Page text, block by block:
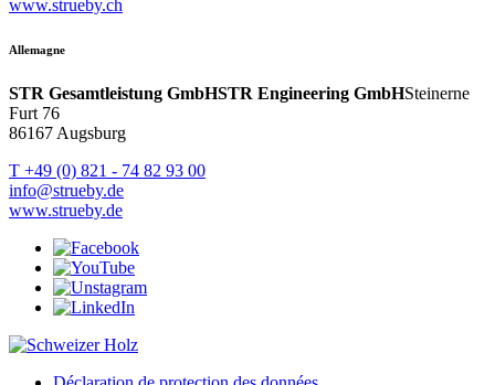
www.strueby.ch
Allemagne
STR Gesamtleistung GmbHSTR Engineering GmbHSteinerne
Furt 76
86167 Augsburg
T +49 (0) 821 - 74 82 93 00
info@strueby.de
www.strueby.de